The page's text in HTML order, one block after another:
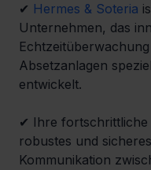
✔ Hermes & Soteria
Unternehmen, das
Absetzanlagen
entwickelt.
✔ Ihre
robustes und
Kommunikation